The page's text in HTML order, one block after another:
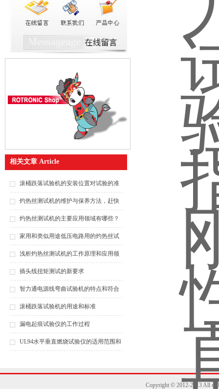
相关文章 Article
滚桶跌落试验机的安装位置对试验的准
确性具有重要的作用
灼热丝测试机的维护与保养方法，赶快
收藏起来吧！
灼热丝测试机的主要应用领域有哪些？
家用和类似用途低压电路用的灼热丝试
验温度
浅析灼热丝测试机的工作原理和应用领
域
插头线扭矩测试的新要求
智力通电源线弯曲试验机的特点和符合
标准
滚桶跌落试验机的用途和标准
漏电起痕试验仪的工作过程
UL94水平垂直燃烧试验仪的适用范围和
Copyright © 2012-2013 All